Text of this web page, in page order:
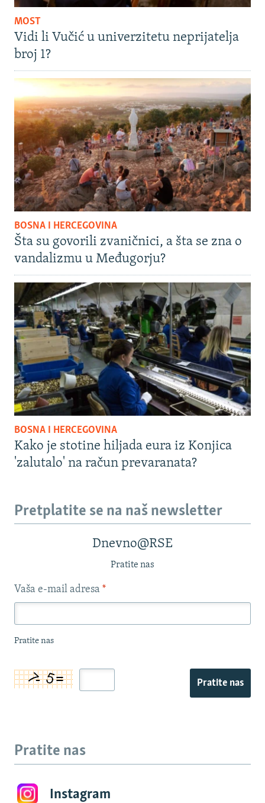
MOST
Vidi li Vučić u univerzitetu neprijatelja
broj 1?
BOSNA I HERCEGOVINA
Šta su govorili zvaničnici, a šta se zna o
vandalizmu u Međugorju?
BOSNA I HERCEGOVINA
Kako je stotine hiljada eura iz Konjica
'zalutalo' na račun prevaranata?
Pretplatite se na naš newsletter
Dnevno@RSE
Pratite nas
Vaša e-mail adresa *
Pratite nas
Pratite nas
Pratite nas
Instagram